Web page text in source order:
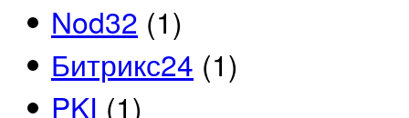
Nod32 (1)
Битрикс24 (1)
PKI (1)